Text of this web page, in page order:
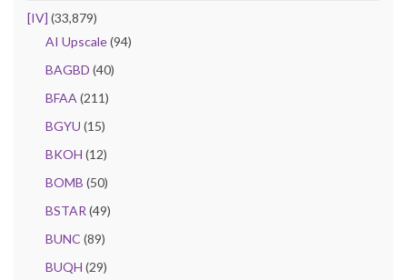
[IV] (33,879)
AI Upscale(94)
BAGBD (40)
BFAA (211)
BGYU (15)
BKOH (12)
BOMB (50)
BSTAR (49)
BUNC (89)
BUQH (29)